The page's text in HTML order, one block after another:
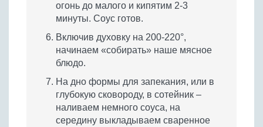
огонь до малого и кипятим 2-3
минуты. Соус готов.
Включив духовку на 200-220°,
начинаем «собирать» наше мясное
блюдо.
На дно формы для запекания, или в
глубокую сковороду, в сотейник –
наливаем немного соуса, на
середину выкладываем сваренное